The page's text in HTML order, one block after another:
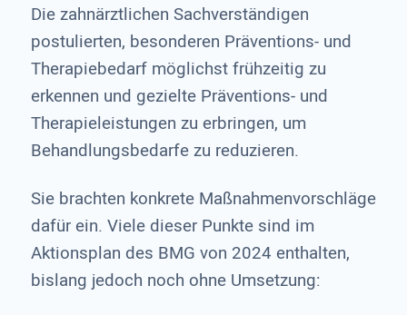
Die zahnärztlichen Sachverständigen
postulierten, besonderen Präventions- und
Therapiebedarf möglichst frühzeitig zu
erkennen und gezielte Präventions- und
Therapieleistungen zu erbringen, um
Behandlungsbedarfe zu reduzieren.
Sie brachten konkrete Maßnahmenvorschläge
dafür ein. Viele dieser Punkte sind im
Aktionsplan des BMG von 2024 enthalten,
bislang jedoch noch ohne Umsetzung: